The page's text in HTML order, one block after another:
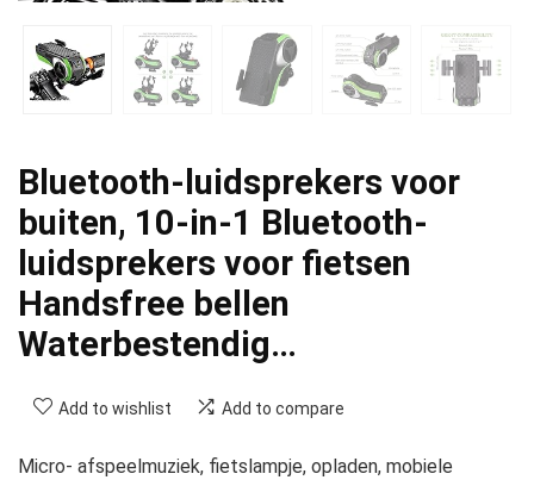
Bluetooth-luidsprekers voor
buiten, 10-in-1 Bluetooth-
luidsprekers voor fietsen
Handsfree bellen
Waterbestendig…
Add to wishlist Add to compare
Micro- afspeelmuziek, fietslampje, opladen, mobiele